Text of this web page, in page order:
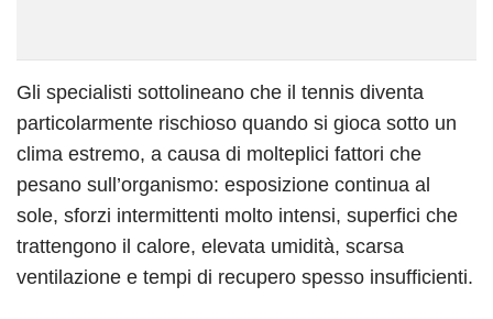
Gli specialisti sottolineano che il tennis diventa
particolarmente rischioso quando si gioca sotto un
clima estremo, a causa di molteplici fattori che
pesano sull’organismo: esposizione continua al
sole, sforzi intermittenti molto intensi, superfici che
trattengono il calore, elevata umidità, scarsa
ventilazione e tempi di recupero spesso insufficienti.